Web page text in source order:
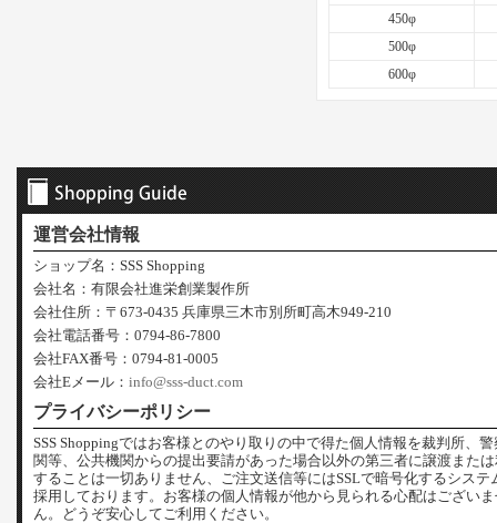
450φ
500φ
600φ
運営会社情報
ショップ名：SSS Shopping
会社名：有限会社進栄創業製作所
会社住所：〒673-0435 兵庫県三木市別所町高木949-210
会社電話番号：0794-86-7800
会社FAX番号：0794-81-0005
会社Eメール： info@sss-duct.com
プライバシーポリシー
SSS Shoppingではお客様とのやり取りの中で得た個人情報を裁判所、
関等、公共機関からの提出要請があった場合以外の第三者に譲渡また
することは一切ありません、ご注文送信等にはSSLで暗号化するシステ
採用しております。お客様の個人情報が他から見られる心配はござい
ん。どうぞ安心してご利用ください。